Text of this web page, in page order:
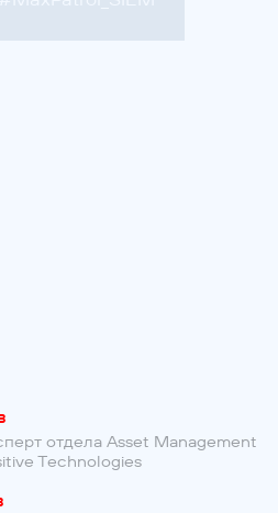
отдела Asset Management
Technologies